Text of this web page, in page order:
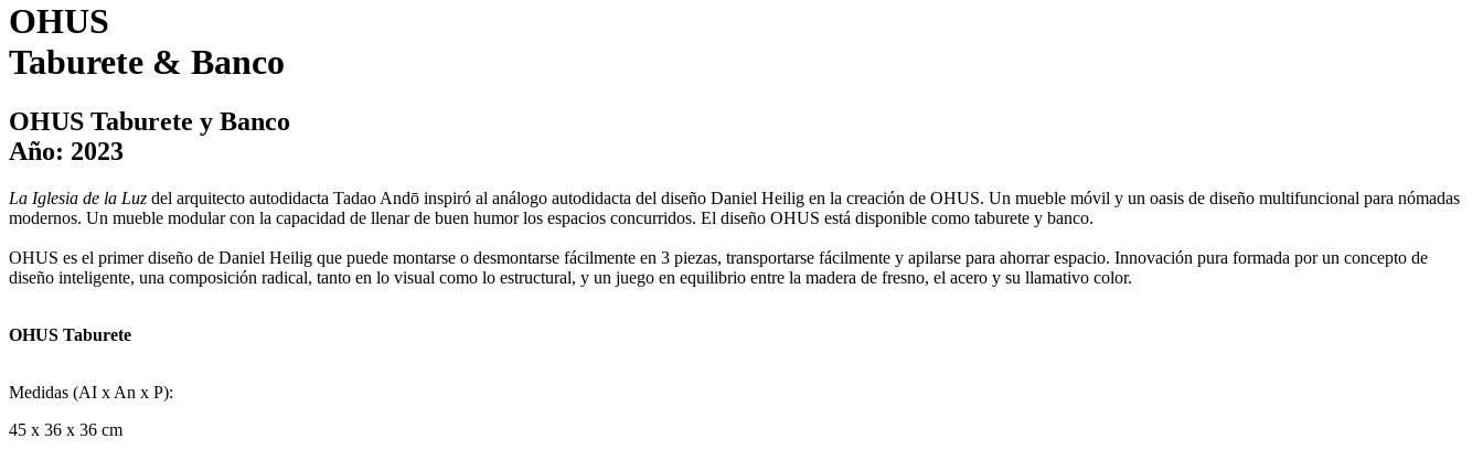
OHUS
Taburete & Banco
OHUS Taburete y Banco
Año: 2023
La Iglesia de la Luz del arquitecto autodidacta Tadao Andō inspiró al análogo autodidacta del diseño Daniel Heilig en la creación de OHUS. Un mueble móvil y un oasis de diseño multifuncional para nómadas
modernos. Un mueble modular con la capacidad de llenar de buen humor los espacios concurridos. El diseño OHUS está disponible como taburete y banco.
OHUS es el primer diseño de Daniel Heilig que puede montarse o desmontarse fácilmente en 3 piezas, transportarse fácilmente y apilarse para ahorrar espacio. Innovación pura formada por un concepto de
diseño inteligente, una composición radical, tanto en lo visual como lo estructural, y un juego en equilibrio entre la madera de fresno, el acero y su llamativo color.
OHUS Taburete
Medidas (AI x An x P):
45 x 36 x 36 cm